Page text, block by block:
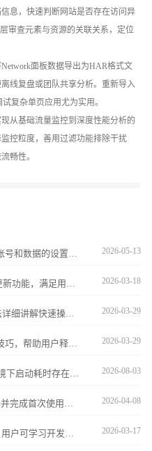
息，快速判断网站是否存在访问异
审查元素与资源的关联关系，定位
面板数据导出为HAR格式文
线复盘或团队共享分析。重新导入
复杂单页应用尤为实用。
从基础流量监控到深度性能分析的
控粒度，善用过滤功能排除干扰
畅性。
2026-05-13
2026-03-18
2026-03-29
2026-03-29
2026-08-03
2026-04-08
2026-03-17